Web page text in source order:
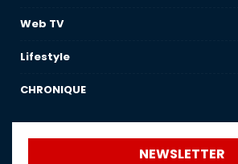
Web TV
Lifestyle
CHRONIQUE
NEWSLETTER